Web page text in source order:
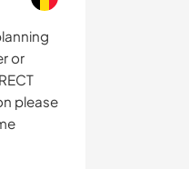
or
please